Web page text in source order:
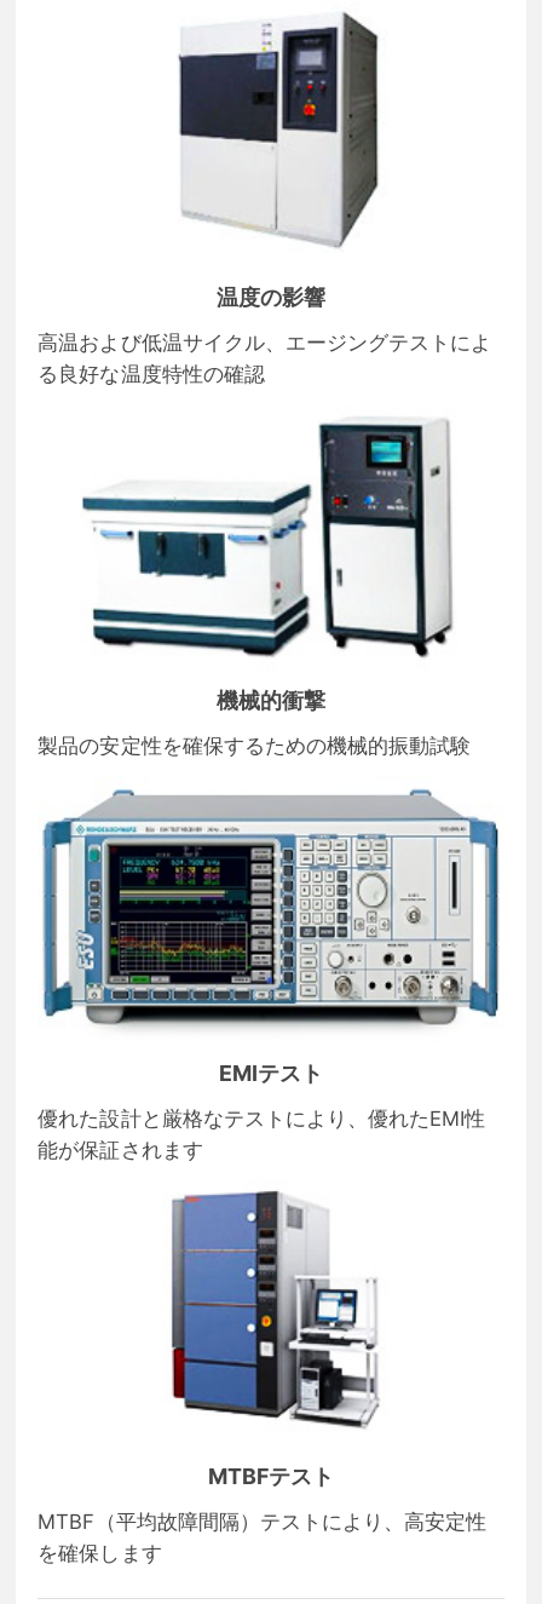
温度の影響
高温および低温サイクル、エージングテストによ
る良好な温度特性の確認
機械的衝撃
製品の安定性を確保するための機械的振動試験
EMIテスト
優れた設計と厳格なテストにより、優れたEMI性
能が保証されます
MTBFテスト
MTBF（平均故障間隔）テストにより、高安定性
を確保します